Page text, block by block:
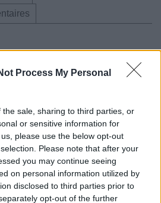
Process My Personal
sale, sharing to third parties, or
or sensitive information for
please use the below opt-out
Please note that after your
you may continue seeing
on personal information utilized by
disclosed to third parties prior to
opt-out of the further